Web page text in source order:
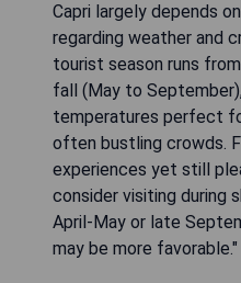
Capri largely depends
regarding weather and
tourist season runs
fall (May to
temperatures perfect
often bustling crowds.
experiences yet still
consider visiting during
April-May or late
may be more favorable."